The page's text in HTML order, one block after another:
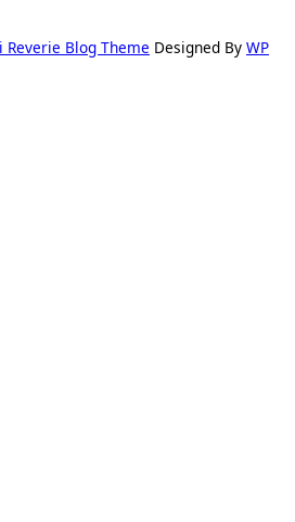
Reverie Blog Theme Designed By WP